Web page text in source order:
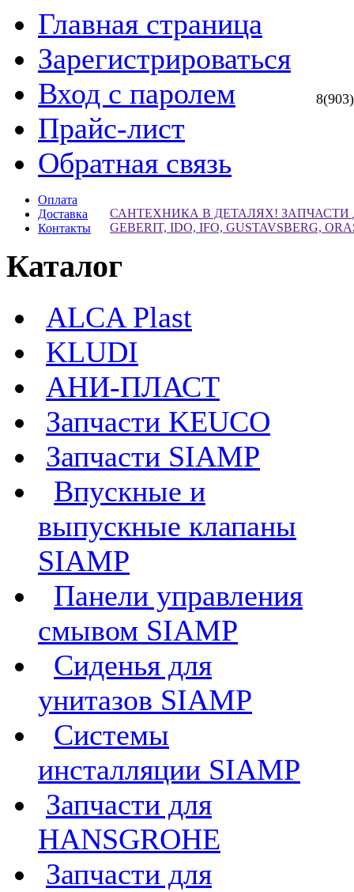
Главная страница
Зарегистрироваться
Вход с паролем
Прайс-лист
Обратная связь
Оплата
Доставка
Контакты
САНТЕХНИКА В ДЕТАЛЯХ!
GEBERIT, IDO, IFO, GUSTAVSBERG,
Каталог
ALCA Plast
KLUDI
АНИ-ПЛАСТ
Запчасти KEUCO
Запчасти SIAMP
Впускные и
выпускные клапаны
SIAMP
Панели управления
смывом SIAMP
Сиденья для
унитазов SIAMP
Системы
инсталляции SIAMP
Запчасти для
HANSGROHE
Запчасти для